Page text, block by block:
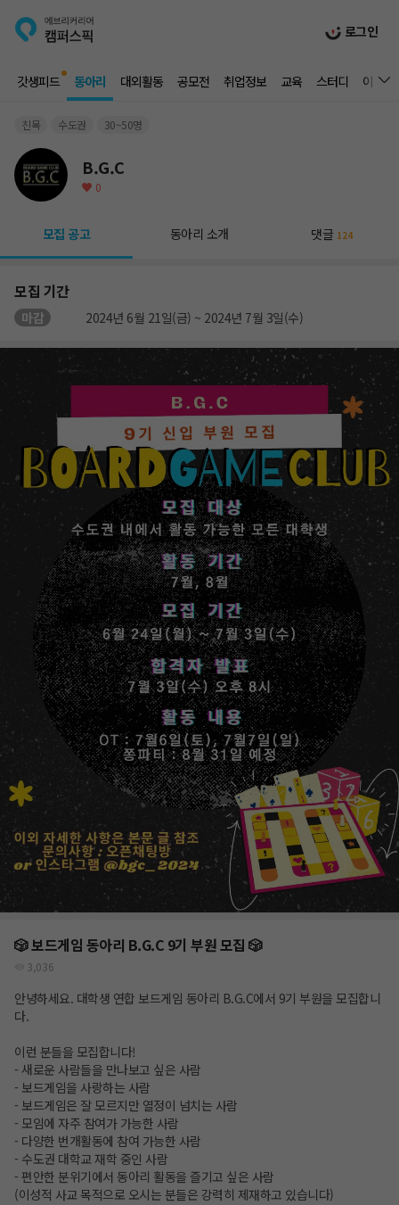
로그인
갓생피드 동아리 대외활동 공모전 취업정보 교육 스터디 이벤트
친목 수도권 30~50명
B.G.C
0
모집 공고 동아리 소개 댓글 124
모집 기간
마감 2024년 6월 21일(금) ~ 2024년 7월 3일(수)
🎲 보드게임 동아리 B.G.C 9기 부원 모집 🎲
3,036
안녕하세요. 대학생 연합 보드게임 동아리 B.G.C에서 9기 부원을 모집합니
다.
이런 분들을 모집합니다!
- 새로운 사람들을 만나보고 싶은 사람
- 보드게임을 사랑하는 사람
- 보드게임은 잘 모르지만 열정이 넘치는 사람
- 모임에 자주 참여가 가능한 사람
- 다양한 번개활동에 참여 가능한 사람
- 수도권 대학교 재학 중인 사람
- 편안한 분위기에서 동아리 활동을 즐기고 싶은 사람
(이성적 사교 목적으로 오시는 분들은 강력히 제재하고 있습니다)